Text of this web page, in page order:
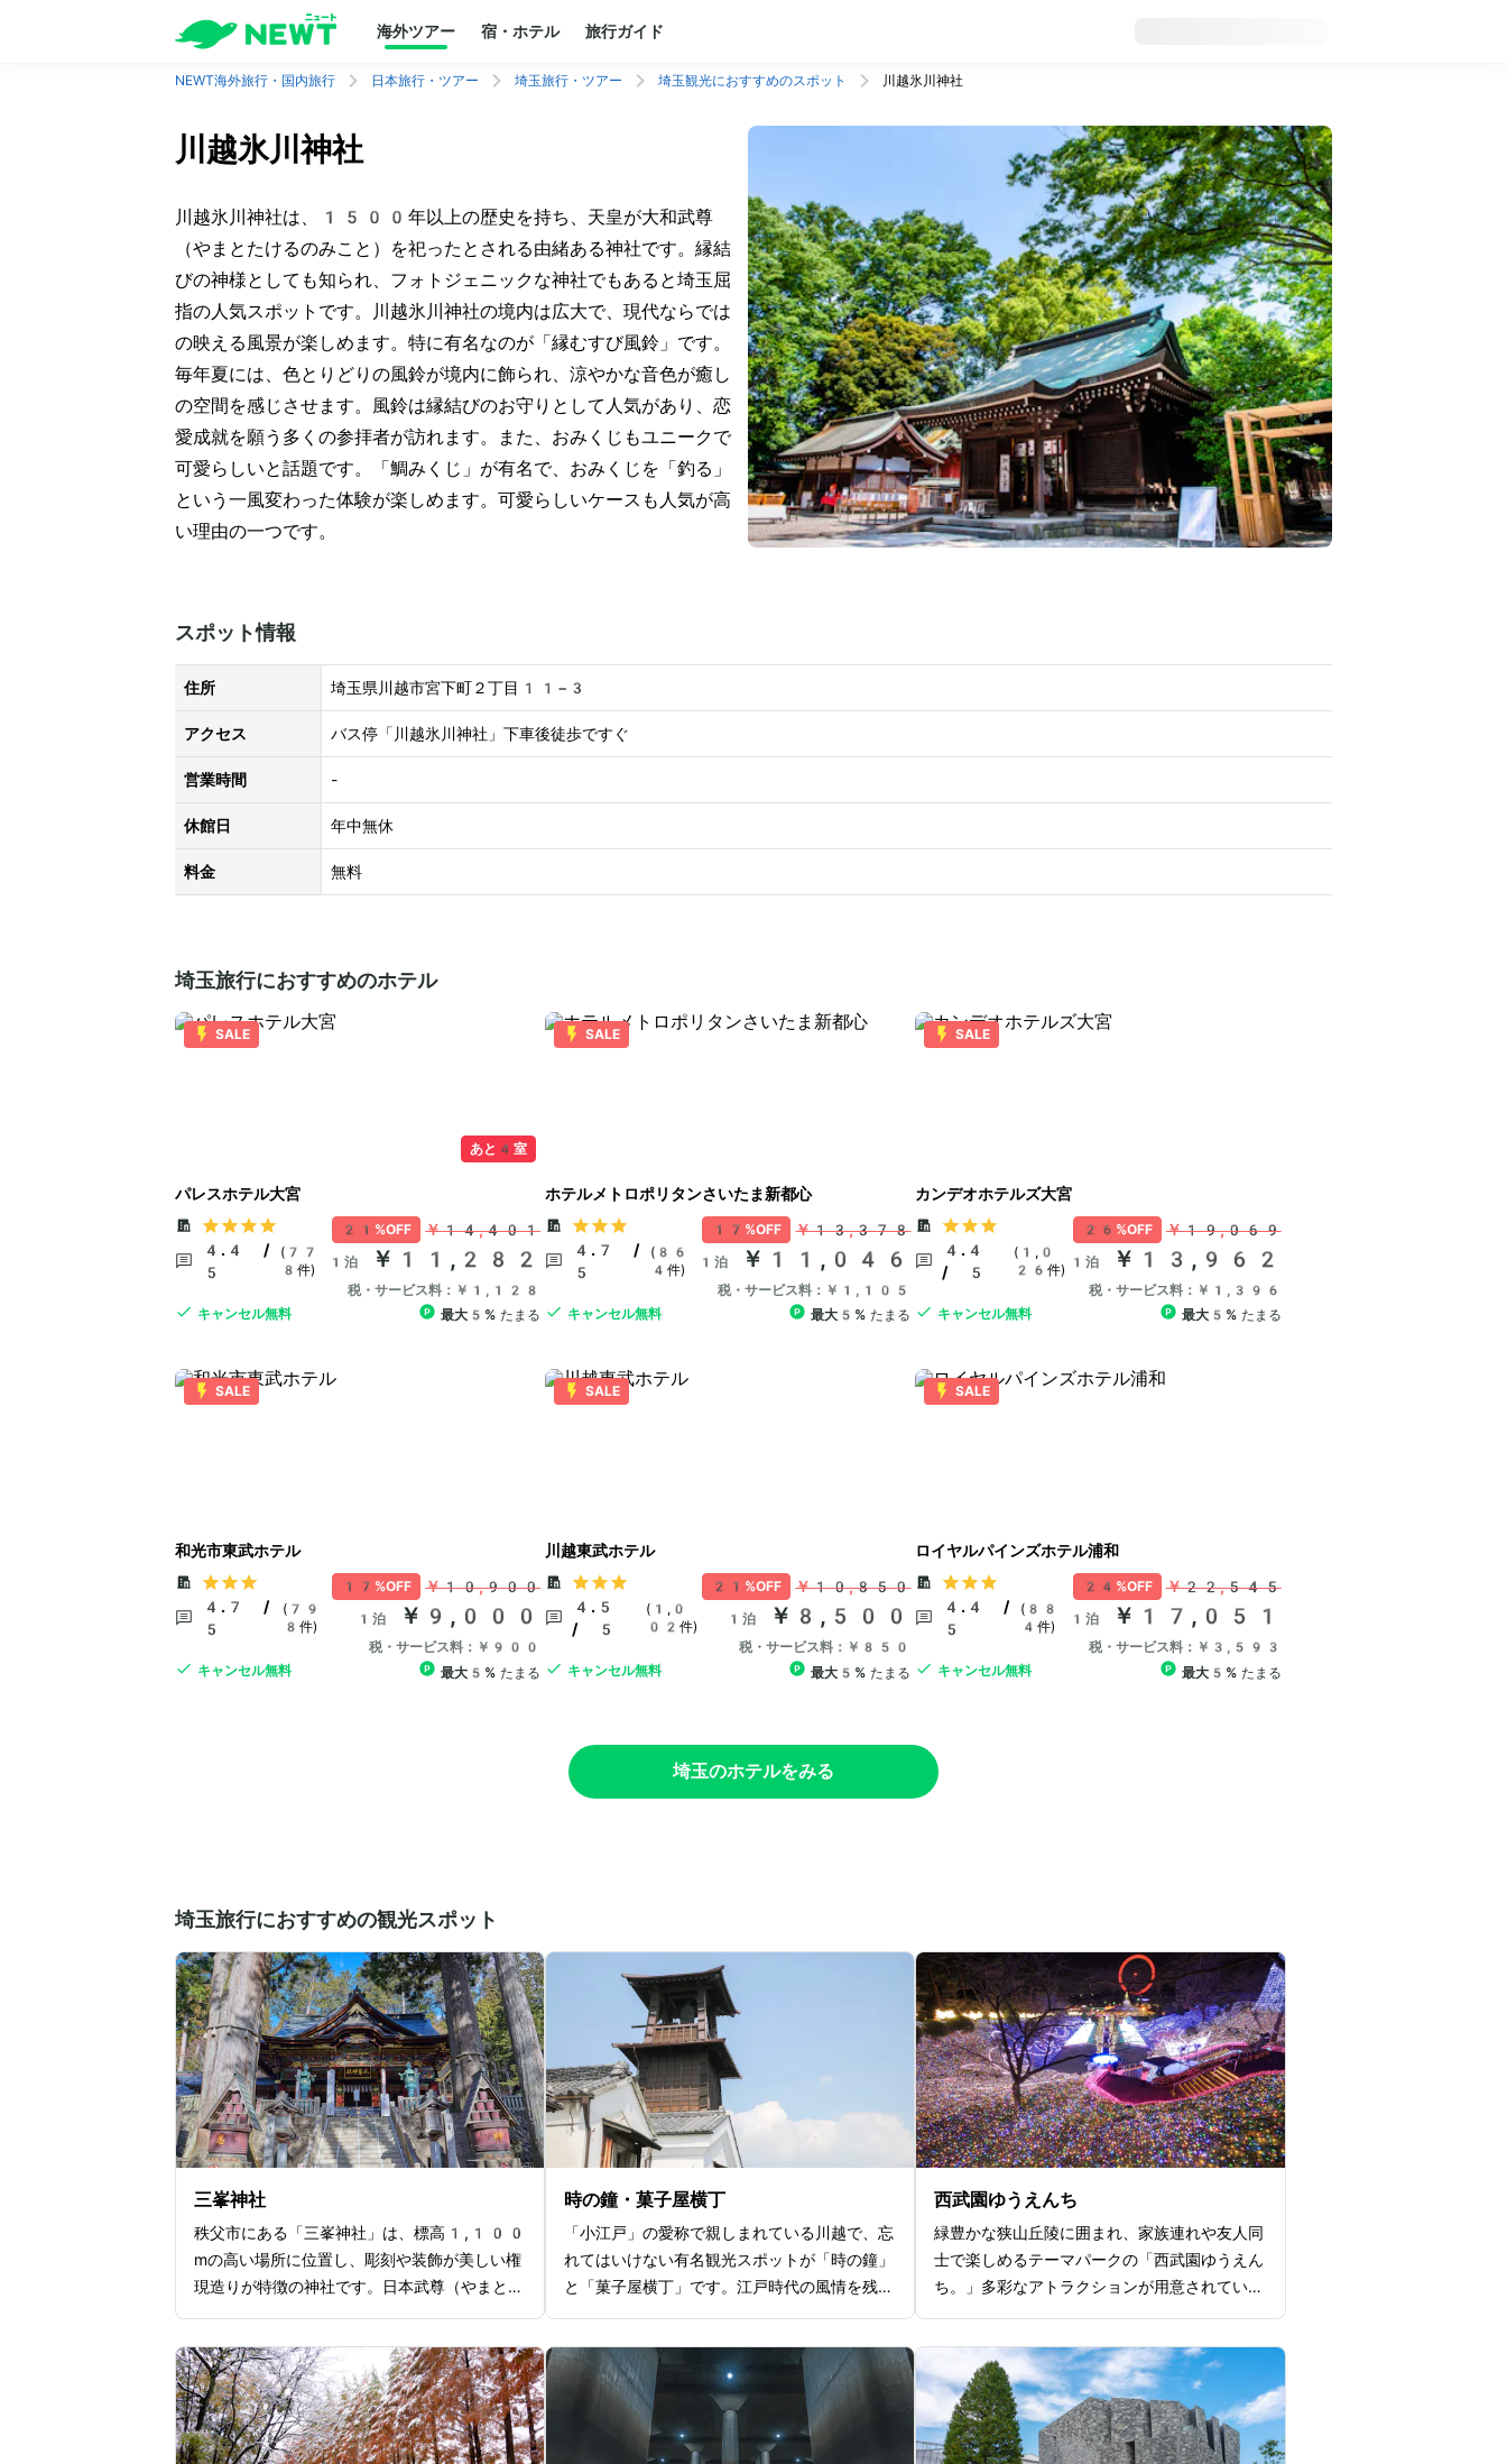
海外ツアー 宿・ホテル 旅行ガイド
NEWT海外旅行・国内旅行 日本旅行・ツアー 埼玉旅行・ツアー 埼玉観光におすすめのスポット 川越氷川神社
川越氷川神社
川越氷川神社は、1500年以上の歴史を持ち、天皇が大和武尊
（やまとたけるのみこと）を祀ったとされる由緒ある神社です。縁結
びの神様としても知られ、フォトジェニックな神社でもあると埼玉屈
指の人気スポットです。川越氷川神社の境内は広大で、現代ならでは
の映える風景が楽しめます。特に有名なのが「縁むすび風鈴」です。
毎年夏には、色とりどりの風鈴が境内に飾られ、涼やかな音色が癒し
の空間を感じさせます。風鈴は縁結びのお守りとして人気があり、恋
愛成就を願う多くの参拝者が訪れます。また、おみくじもユニークで
可愛らしいと話題です。「鯛みくじ」が有名で、おみくじを「釣る」
という一風変わった体験が楽しめます。可愛らしいケースも人気が高
い理由の一つです。
スポット情報
住所 埼玉県川越市宮下町２丁目11−3
アクセス バス停「川越氷川神社」下車後徒歩ですぐ
営業時間 -
休館日 年中無休
料金 無料
埼玉旅行におすすめのホテル
SALE
あと4室
パレスホテル大宮
4.4 /
5
(77
8件)
キャンセル無料
21%OFF ￥14,401
1泊 ￥11,282
税・サービス料：￥1,128
最大5% たまる
SALE
ホテルメトロポリタンさいたま新都心
4.7 /
5
(86
4件)
キャンセル無料
17%OFF ￥13,378
1泊 ￥11,046
税・サービス料：￥1,105
最大5% たまる
SALE
カンデオホテルズ大宮
4.4
/ 5
(1,0
26件)
キャンセル無料
26%OFF ￥19,069
1泊 ￥13,962
税・サービス料：￥1,396
最大5% たまる
SALE
和光市東武ホテル
4.7 /
5
(79
8件)
キャンセル無料
17%OFF ￥10,900
1泊 ￥9,000
税・サービス料：￥900
最大5% たまる
SALE
川越東武ホテル
4.5
/ 5
(1,0
02件)
キャンセル無料
21%OFF ￥10,850
1泊 ￥8,500
税・サービス料：￥850
最大5% たまる
SALE
ロイヤルパインズホテル浦和
4.4 /
5
(88
4件)
キャンセル無料
24%OFF ￥22,545
1泊 ￥17,051
税・サービス料：￥3,593
最大5% たまる
埼玉のホテルをみる
埼玉旅行におすすめの観光スポット
三峯神社
秩父市にある「三峯神社」は、標高1,100
mの高い場所に位置し、彫刻や装飾が美しい権
現造りが特徴の神社です。日本武尊（やまとた
社は「白いお守り」が有名です。お守りは毎月
1日に配られ、災難除けや開運の効果がある
とされます。限定のお守りのため、気になる人
は早めにチェックするのがいいでしょう。ま
時の鐘・菓子屋横丁
「小江戸」の愛称で親しまれている川越で、忘
れてはいけない有名観光スポットが「時の鐘」
と「菓子屋横丁」です。江戸時代の風情を残す
0年前に建てられたもので、現在も1日4回
（6:00、12:00時、15:00、1
8:00）鐘の音を響かせています。美しい音
色は、川越の街並みに調和しており、昔ながら
西武園ゆうえんち
緑豊かな狭山丘陵に囲まれ、家族連れや友人同
士で楽しめるテーマパークの「西武園ゆうえん
ち。」多彩なアトラクションが用意されている
グバンコースター」や、家族で楽しめる観覧車
「西武大観覧車」、子どもたちに大人気のメリ
ーゴーランド「メルヘン・ラウンド」など、幅
広い世代が楽しめるアトラクションが揃ってい